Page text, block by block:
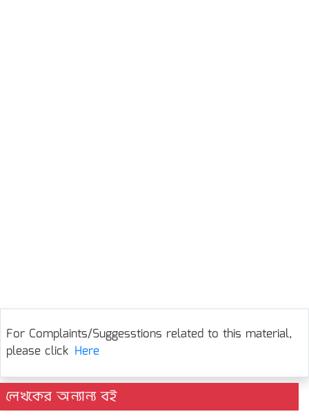
For Complaints/Suggesstions related to this material,
please click Here
লেখকের অন্যান্য বই